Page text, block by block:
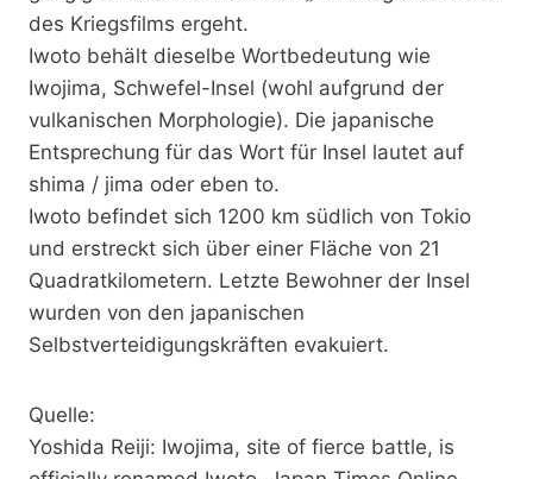
des Kriegsfilms ergeht.
Iwoto behält dieselbe Wortbedeutung wie
Iwojima, Schwefel-Insel (wohl aufgrund der
vulkanischen Morphologie). Die japanische
Entsprechung für das Wort für Insel lautet auf
shima / jima oder eben to.
Iwoto befindet sich 1200 km südlich von Tokio
und erstreckt sich über einer Fläche von 21
Quadratkilometern. Letzte Bewohner der Insel
wurden von den japanischen
Selbstverteidigungskräften evakuiert.
Quelle:
Yoshida Reiji: Iwojima, site of fierce battle, is